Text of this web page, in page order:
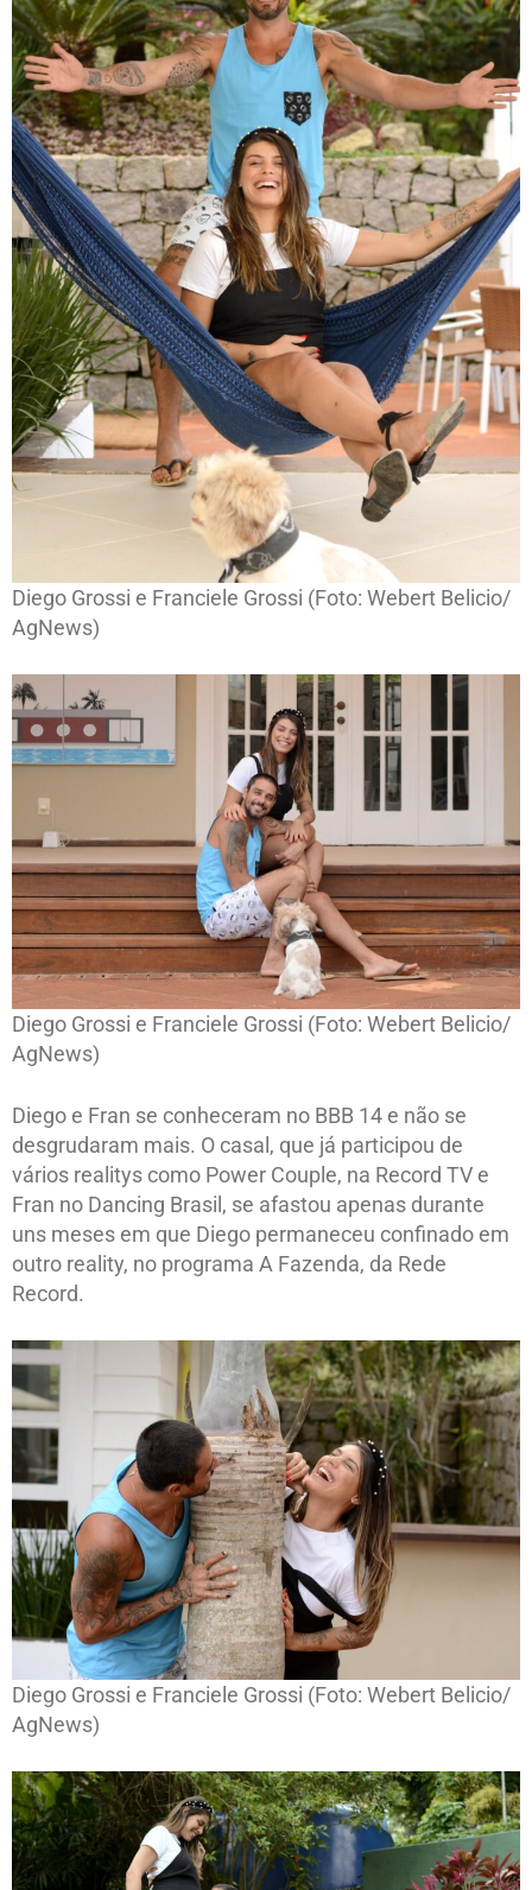
Diego Grossi e Franciele Grossi (Foto: Webert Belicio/
AgNews)
Diego Grossi e Franciele Grossi (Foto: Webert Belicio/
AgNews)
Diego e Fran se conheceram no BBB 14 e não se
desgrudaram mais. O casal, que já participou de
vários realitys como Power Couple, na Record TV e
Fran no Dancing Brasil, se afastou apenas durante
uns meses em que Diego permaneceu confinado em
outro reality, no programa A Fazenda, da Rede
Record.
Diego Grossi e Franciele Grossi (Foto: Webert Belicio/
AgNews)